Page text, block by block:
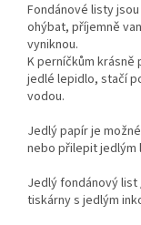
Fondánové listy
ohýbat, příjemně
vyniknou.
K perníčkům krásně
jedlé lepidlo, stačí
vodou.
Jedlý papír je
nebo přilepit jedlým
Jedlý fondánový
tiskárny s jedlým